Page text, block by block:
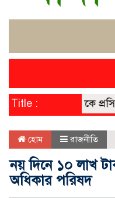
Title :ট্রাইব্যুনালকে
হোম রাজনীতি
নয় দিনে ১০ লাখ
অধিকার পরিষদ